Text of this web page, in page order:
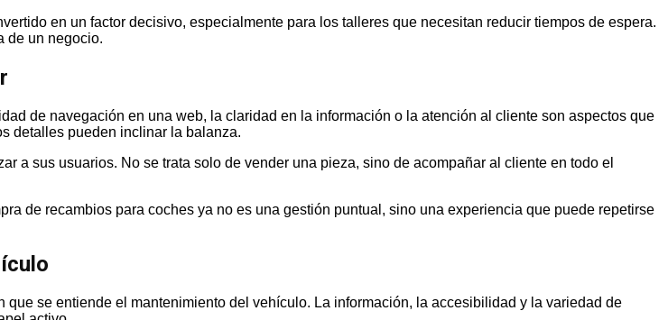
en un factor decisivo, especialmente para los talleres que necesitan reducir tiempos de espera.
de un negocio.
de navegación en una web, la claridad en la información o la atención al cliente son aspectos que
detalles pueden inclinar la balanza.
a sus usuarios. No se trata solo de vender una pieza, sino de acompañar al cliente en todo el
de recambios para coches ya no es una gestión puntual, sino una experiencia que puede repetirse
se entiende el mantenimiento del vehículo. La información, la accesibilidad y la variedad de